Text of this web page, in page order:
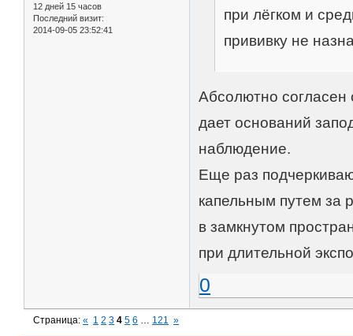
12 дней 15 часов
Последний визит:
2014-09-05 23:52:41
при лёгком и
прививку не
Абсолютно
дает оснований
наблюдение.
Еще раз
капельным путем за
в замкнутом
при длительной
0
Страница:« 1 2 3 4 5 6 … 121 »